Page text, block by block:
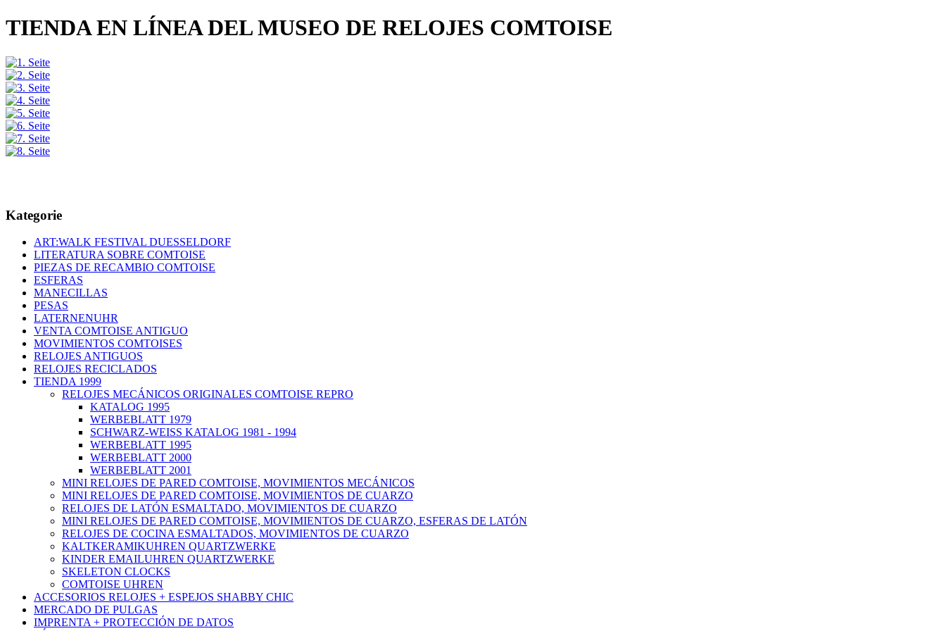
TIENDA EN LÍNEA DEL MUSEO DE RELOJES COMTOISE
Kategorie
ART:WALK FESTIVAL DUESSELDORF
LITERATURA SOBRE COMTOISE
PIEZAS DE RECAMBIO COMTOISE
ESFERAS
MANECILLAS
PESAS
LATERNENUHR
VENTA COMTOISE ANTIGUO
MOVIMIENTOS COMTOISES
RELOJES ANTIGUOS
RELOJES RECICLADOS
TIENDA 1999
RELOJES MECÁNICOS ORIGINALES COMTOISE REPRO
KATALOG 1995
WERBEBLATT 1979
SCHWARZ-WEISS KATALOG 1981 - 1994
WERBEBLATT 1995
WERBEBLATT 2000
WERBEBLATT 2001
MINI RELOJES DE PARED COMTOISE, MOVIMIENTOS MECÁNICOS
MINI RELOJES DE PARED COMTOISE, MOVIMIENTOS DE CUARZO
RELOJES DE LATÓN ESMALTADO, MOVIMIENTOS DE CUARZO
MINI RELOJES DE PARED COMTOISE, MOVIMIENTOS DE CUARZO, ESFERAS DE LATÓN
RELOJES DE COCINA ESMALTADOS, MOVIMIENTOS DE CUARZO
KALTKERAMIKUHREN QUARTZWERKE
KINDER EMAILUHREN QUARTZWERKE
SKELETON CLOCKS
COMTOISE UHREN
ACCESORIOS RELOJES + ESPEJOS SHABBY CHIC
MERCADO DE PULGAS
IMPRENTA + PROTECCIÓN DE DATOS